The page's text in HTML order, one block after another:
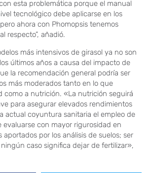
esta problemática porque el manual
tecnológico debe aplicarse en los
ahora con Phomopsis tenemos
respecto”, añadió.
más intensivos de girasol ya no son
últimos años a causa del impacto de
la recomendación general podría ser
más moderados tanto en lo que
como a nutrición. «La nutrición seguirá
para asegurar elevados rendimientos
actual coyuntura sanitaria el empleo de
evaluarse con mayor rigurosidad en
por los análisis de suelos; ser
caso significa dejar de fertilizar»,